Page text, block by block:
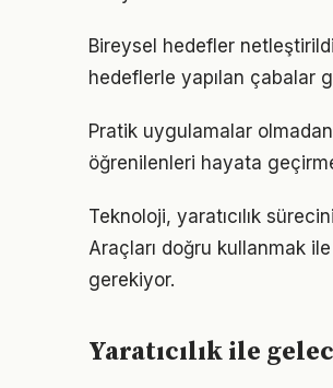
Bireysel hedefler
hedeflerle yapılan çabalar
Pratik uygulamalar
öğrenilenleri hayata
Teknoloji, yaratıcılık
Araçları doğru kullanmak
gerekiyor.
Yaratıcılık ile